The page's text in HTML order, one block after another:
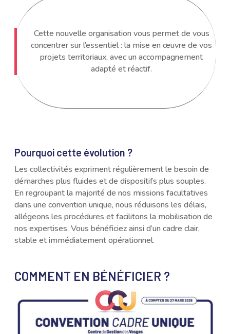
Cette nouvelle organisation vous permet de vous
concentrer sur l’essentiel : la mise en œuvre de vos
projets territoriaux, avec un accompagnement
adapté et réactif.
Pourquoi cette évolution ?
Les collectivités expriment régulièrement le besoin de
démarches plus fluides et de dispositifs plus souples.
En regroupant la majorité de nos missions facultatives
dans une convention unique, nous réduisons les délais,
allégeons les procédures et facilitons la mobilisation de
nos expertises. Vous bénéficiez ainsi d’un cadre clair,
stable et immédiatement opérationnel.
COMMENT EN BÉNÉFICIER ?